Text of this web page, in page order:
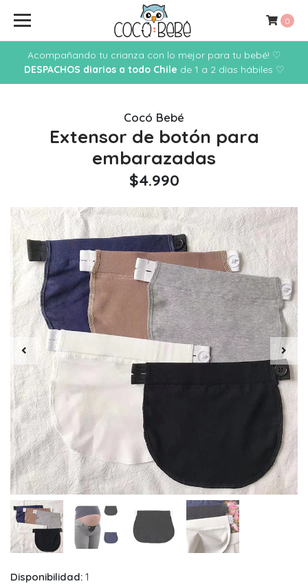
Acompañando tu crianza con lo mejor para tu bebé! ♡
DESPACHOS diarios a todo Chile de 1 a 2 días hábiles ♡
0
Cocó Bebé
Extensor de botón para
embarazadas
$4.990
Disponibilidad: 1